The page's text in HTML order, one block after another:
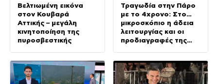
Βελτιωμένη εικόνα
στον Κουβαρά
Αττικής – μεγάλη
κινητοποίηση της
πυροσβεστικής
Τραγωδία στην Πάρο
με το 4χρονο: Στο…
μικροσκόπιο η άδεια
λειτουργίας και οι
προδιαγραφές της